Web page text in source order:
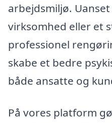
arbejdsmiljø.
virksomhed eller et
professionel
skabe et bedre
både ansatte og
På vores platform